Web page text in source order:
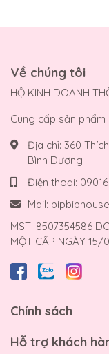
Về chúng tôi
HỘ KINH DOANH
Cung cấp sản
Địa chỉ: 360
Bình Dương
Điện thoại:
Mail:
MST: 8507354586
MỘT CẤP NGÀY 15/
Chính sách
Hỗ trợ khách